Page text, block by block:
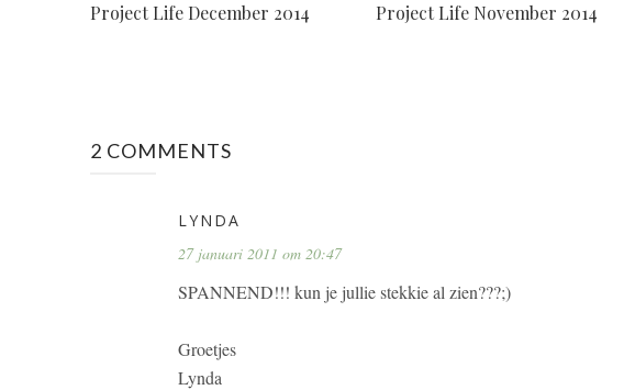
Project Life December 2014 Project Life November 2014
2 COMMENTS
LYNDA
27 januari 2011 om 20:47
SPANNEND!!! kun je jullie stekkie al zien???;)
Groetjes
Lynda